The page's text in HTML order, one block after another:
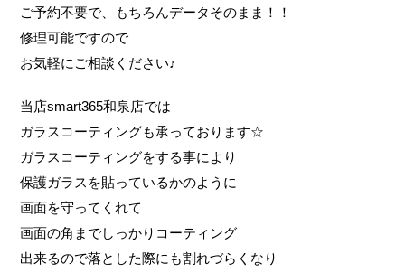
ご予約不要で、もちろんデータそのまま！！
修理可能ですので
お気軽にご相談ください♪
当店smart365和泉店では
ガラスコーティングも承っております☆
ガラスコーティングをする事により
保護ガラスを貼っているかのように
画面を守ってくれて
画面の角までしっかりコーティング
出来るので落とした際にも割れづらくなり